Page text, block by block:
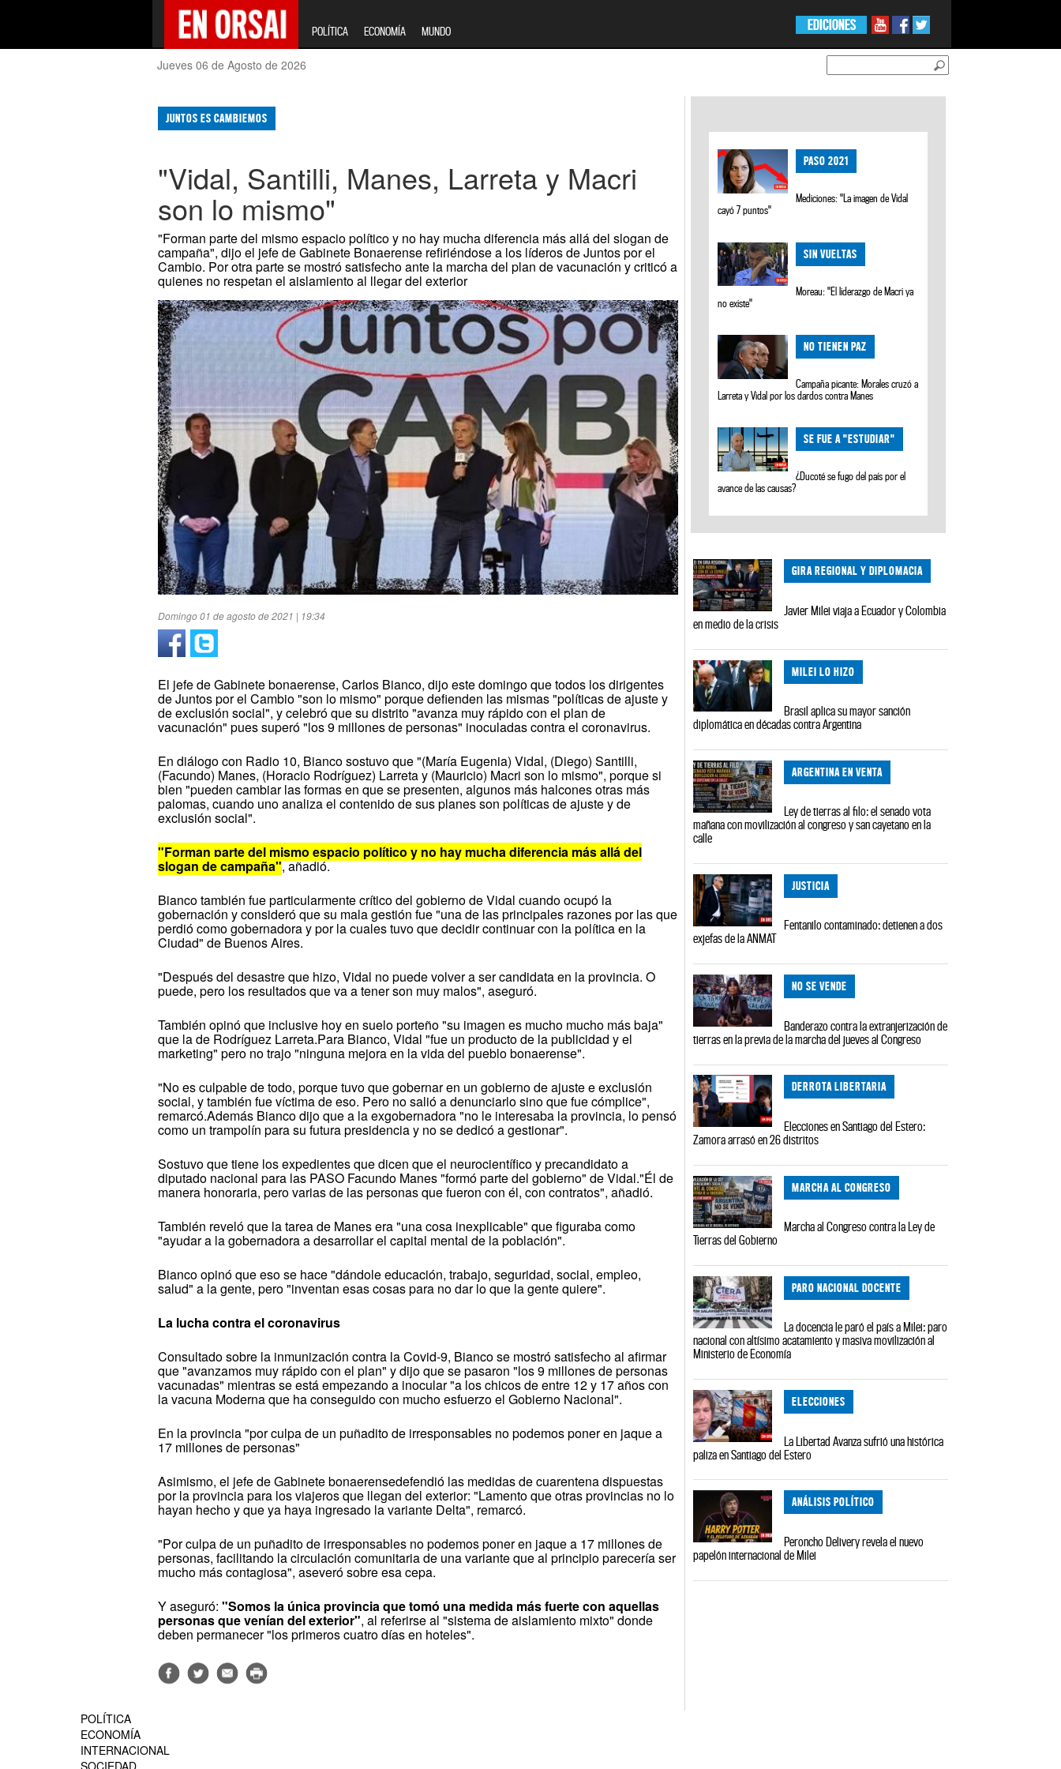
POLÍTICA ECONOMÍA MUNDO EDICIONES
Jueves 06 de Agosto de 2026
JUNTOS ES CAMBIEMOS
"Vidal, Santilli, Manes, Larreta y Macri
son lo mismo"
"Forman parte del mismo espacio político y no hay mucha diferencia más allá del slogan de
campaña", dijo el jefe de Gabinete Bonaerense refiriéndose a los líderos de Juntos por el
Cambio. Por otra parte se mostró satisfecho ante la marcha del plan de vacunación y criticó a
quienes no respetan el aislamiento al llegar del exterior
Domingo 01 de agosto de 2021 | 19:34
El jefe de Gabinete bonaerense, Carlos Bianco, dijo este domingo que todos los dirigentes
de Juntos por el Cambio "son lo mismo" porque defienden las mismas "políticas de ajuste y
de exclusión social", y celebró que su distrito "avanza muy rápido con el plan de
vacunación" pues superó "los 9 millones de personas" inoculadas contra el coronavirus.
En diálogo con Radio 10, Bianco sostuvo que "(María Eugenia) Vidal, (Diego) Santilli,
(Facundo) Manes, (Horacio Rodríguez) Larreta y (Mauricio) Macri son lo mismo", porque si
bien "pueden cambiar las formas en que se presenten, algunos más halcones otras más
palomas, cuando uno analiza el contenido de sus planes son políticas de ajuste y de
exclusión social".
"Forman parte del mismo espacio político y no hay mucha diferencia más allá del
slogan de campaña", añadió.
Bianco también fue particularmente crítico del gobierno de Vidal cuando ocupó la
gobernación y consideró que su mala gestión fue "una de las principales razones por las que
perdió como gobernadora y por la cuales tuvo que decidir continuar con la política en la
Ciudad" de Buenos Aires.
"Después del desastre que hizo, Vidal no puede volver a ser candidata en la provincia. O
puede, pero los resultados que va a tener son muy malos", aseguró.
También opinó que inclusive hoy en suelo porteño "su imagen es mucho mucho más baja"
que la de Rodríguez Larreta.Para Bianco, Vidal "fue un producto de la publicidad y el
marketing" pero no trajo "ninguna mejora en la vida del pueblo bonaerense".
"No es culpable de todo, porque tuvo que gobernar en un gobierno de ajuste e exclusión
social, y también fue víctima de eso. Pero no salió a denunciarlo sino que fue cómplice",
remarcó.Además Bianco dijo que a la exgobernadora "no le interesaba la provincia, lo pensó
como un trampolín para su futura presidencia y no se dedicó a gestionar".
Sostuvo que tiene los expedientes que dicen que el neurocientífico y precandidato a
diputado nacional para las PASO Facundo Manes "formó parte del gobierno" de Vidal."Él de
manera honoraria, pero varias de las personas que fueron con él, con contratos", añadió.
También reveló que la tarea de Manes era "una cosa inexplicable" que figuraba como
"ayudar a la gobernadora a desarrollar el capital mental de la población".
Bianco opinó que eso se hace "dándole educación, trabajo, seguridad, social, empleo,
salud" a la gente, pero "inventan esas cosas para no dar lo que la gente quiere".
La lucha contra el coronavirus
Consultado sobre la inmunización contra la Covid-9, Bianco se mostró satisfecho al afirmar
que "avanzamos muy rápido con el plan" y dijo que se pasaron "los 9 millones de personas
vacunadas" mientras se está empezando a inocular "a los chicos de entre 12 y 17 años con
la vacuna Moderna que ha conseguido con mucho esfuerzo el Gobierno Nacional".
En la provincia "por culpa de un puñadito de irresponsables no podemos poner en jaque a
17 millones de personas"
Asimismo, el jefe de Gabinete bonaerensedefendió las medidas de cuarentena dispuestas
por la provincia para los viajeros que llegan del exterior: "Lamento que otras provincias no lo
hayan hecho y que ya haya ingresado la variante Delta", remarcó.
"Por culpa de un puñadito de irresponsables no podemos poner en jaque a 17 millones de
personas, facilitando la circulación comunitaria de una variante que al principio parecería ser
mucho más contagiosa", aseveró sobre esa cepa.
Y aseguró:"Somos la única provincia que tomó una medida más fuerte con aquellas
personas que venían del exterior", al referirse al "sistema de aislamiento mixto" donde
deben permanecer "los primeros cuatro días en hoteles".
PASO 2021
Mediciones: "La imagen de Vidal
cayó 7 puntos"
SIN VUELTAS
Moreau: "El liderazgo de Macri ya
no existe"
NO TIENEN PAZ
Campaña picante: Morales cruzó a
Larreta y Vidal por los dardos contra Manes
SE FUE A "ESTUDIAR"
¿Ducoté se fugo del país por el
avance de las causas?
GIRA REGIONAL Y DIPLOMACIA
Javier Milei viaja a Ecuador y Colombia
en medio de la crisis
MILEI LO HIZO
Brasil aplica su mayor sanción
diplomática en décadas contra Argentina
ARGENTINA EN VENTA
Ley de tierras al filo: el senado vota
mañana con movilización al congreso y san cayetano en la
calle
JUSTICIA
Fentanilo contaminado: detienen a dos
exjefas de la ANMAT
NO SE VENDE
Banderazo contra la extranjerización de
tierras en la previa de la marcha del jueves al Congreso
DERROTA LIBERTARIA
Elecciones en Santiago del Estero:
Zamora arrasó en 26 distritos
MARCHA AL CONGRESO
Marcha al Congreso contra la Ley de
Tierras del Gobierno
PARO NACIONAL DOCENTE
La docencia le paró el país a Milei: paro
nacional con altísimo acatamiento y masiva movilización al
Ministerio de Economía
ELECCIONES
La Libertad Avanza sufrió una histórica
paliza en Santiago del Estero
ANÁLISIS POLÍTICO
Peroncho Delivery revela el nuevo
papelón internacional de Milei
POLÍTICA
ECONOMÍA
INTERNACIONAL